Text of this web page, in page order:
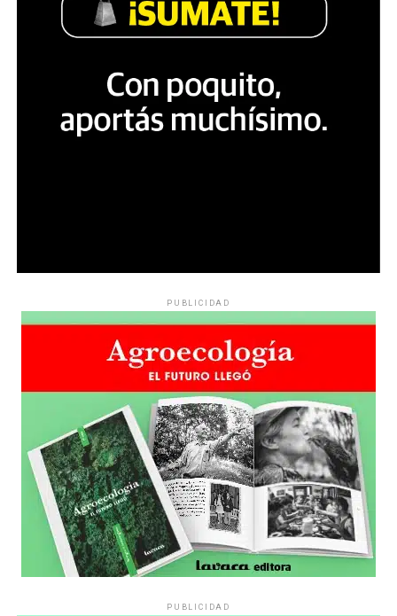
PUBLICIDAD
PUBLICIDAD